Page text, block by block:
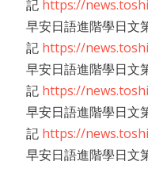
記 https://
早安日語進階學日文
記 https://
早安日語進階學日文
記 https://
早安日語進階學日文
記 https://
早安日語進階學日文